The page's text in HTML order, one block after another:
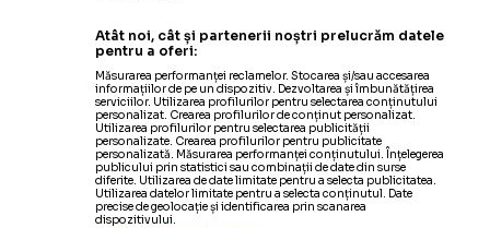
Atât noi, cât și partenerii noștri prelucrăm datele
pentru a oferi:
Măsurarea performanței reclamelor. Stocarea și/sau accesarea
informațiilor de pe un dispozitiv. Dezvoltarea și îmbunătățirea
serviciilor. Utilizarea profilurilor pentru selectarea conținutului
personalizat. Crearea profilurilor de conținut personalizat.
Utilizarea profilurilor pentru selectarea publicității
personalizate. Crearea profilurilor pentru publicitate
personalizată. Măsurarea performanței conținutului. Înțelegerea
publicului prin statistici sau combinații de date din surse
diferite. Utilizarea de date limitate pentru a selecta publicitatea.
Utilizarea datelor limitate pentru a selecta conținutul. Date
precise de geolocație și identificarea prin scanarea
dispozitivului.